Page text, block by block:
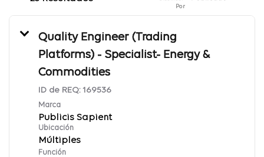
Por
Quality Engineer (Trading
Platforms) - Specialist- Energy &
Commodities
ID de REQ: 169536
Marca
Publicis Sapient
Ubicación
Múltiples
Función